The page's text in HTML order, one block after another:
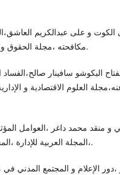
مكافحته ،مجلة الحقوق و الحريات ،العدد2،2016.
،المجلة العربية للإدارة ،المجلد 20، العدد2، 2000.